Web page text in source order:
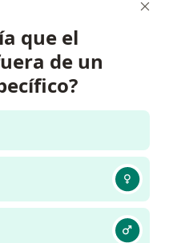
que el
de un